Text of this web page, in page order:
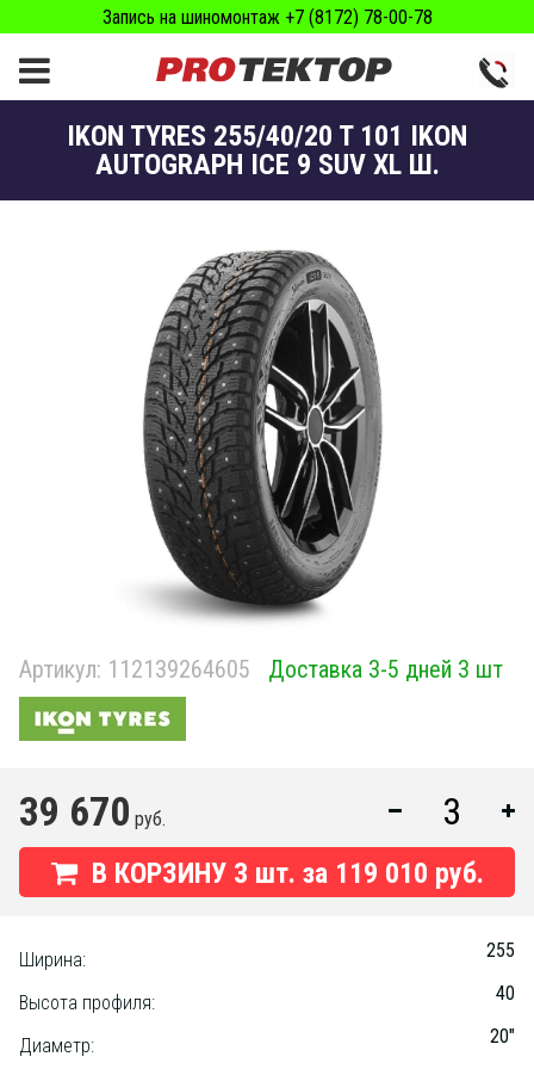
Запись на шиномонтаж +7 (8172) 78-00-78
IKON TYRES 255/40/20 T 101 IKON
AUTOGRAPH ICE 9 SUV XL Ш.
Артикул: 112139264605 Доставка 3-5 дней 3 шт
39 670 руб.
В КОРЗИНУ 3 шт. за 119 010 руб.
Ширина: 255
Высота профиля: 40
Диаметр:
20"